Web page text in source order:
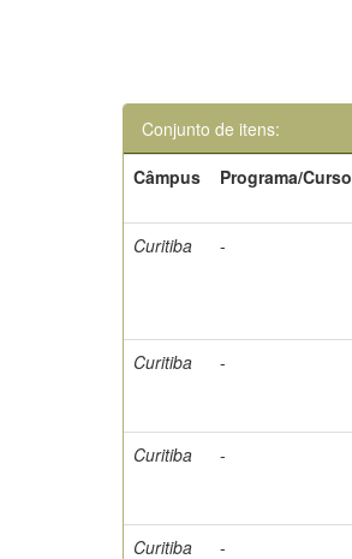
Conjunto de itens:
Câmpus
Programa/Curso
Curitiba -
Curitiba
-
Curitiba
-
Curitiba
-